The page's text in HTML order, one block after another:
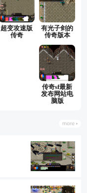
超变攻速版
传奇
有光子剑的
传奇版本
传奇sf最新
发布网站电
脑版